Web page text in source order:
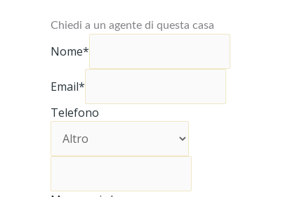
Chiedi a un agente di questa casa
Nome*
Email*
Telefono